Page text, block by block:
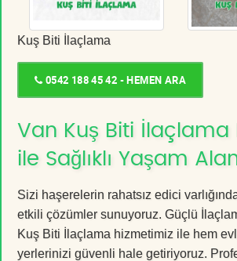
Kuş Biti İlaçlama
0542 188 45 42 - HEMEN ARA
Van Kuş Biti İlaçlama
ile Sağlıklı Yaşam
Sizi haşerelerin rahatsız edici
etkili çözümler sunuyoruz. Güçlü
Kuş Biti İlaçlama hizmetimiz ile hem
yerlerinizi güvenli hale getiriyoruz.